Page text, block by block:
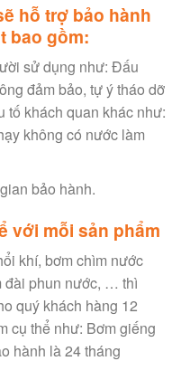
hỗ trợ bảo hành
bao gồm:
sử dụng như: Đấu
đảm bảo, tự ý tháo dỡ
tố khách quan khác như:
không có nước làm
bảo hành.
với mỗi sản phẩm
khí, bơm chìm nước
đài phun nước, … thì
quý khách hàng 12
cụ thể như: Bơm giếng
hành là 24 tháng